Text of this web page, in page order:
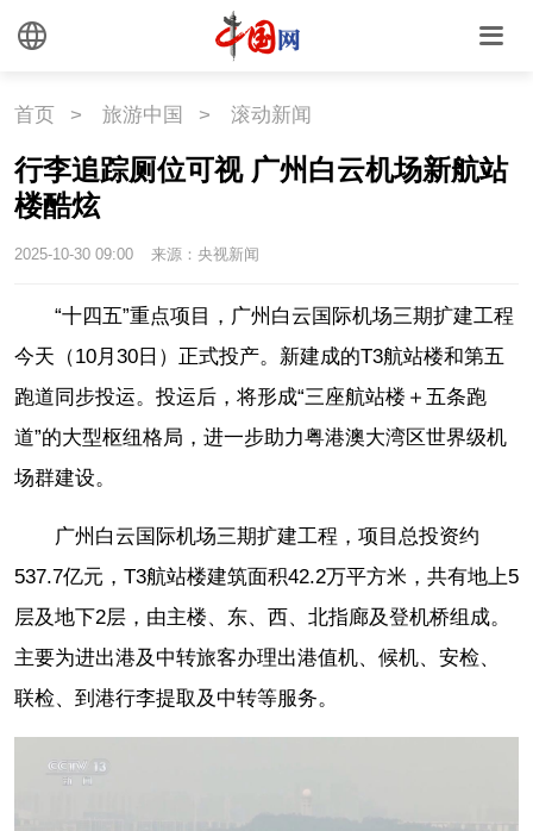
首页 > 旅游中国 > 滚动新闻
行李追踪厕位可视 广州白云机场新航站
楼酷炫
2025-10-30 09:00 来源：央视新闻
“十四五”重点项目，广州白云国际机场三期扩建工程
今天（10月30日）正式投产。新建成的T3航站楼和第五
跑道同步投运。投运后，将形成“三座航站楼＋五条跑
道”的大型枢纽格局，进一步助力粤港澳大湾区世界级机
场群建设。
广州白云国际机场三期扩建工程，项目总投资约
537.7亿元，T3航站楼建筑面积42.2万平方米，共有地上5
层及地下2层，由主楼、东、西、北指廊及登机桥组成。
主要为进出港及中转旅客办理出港值机、候机、安检、
联检、到港行李提取及中转等服务。